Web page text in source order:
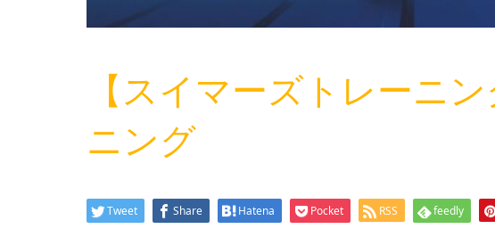
【スイマーズトレーニ
ニング
Tweet Share Hatena Pocket RSS feedly